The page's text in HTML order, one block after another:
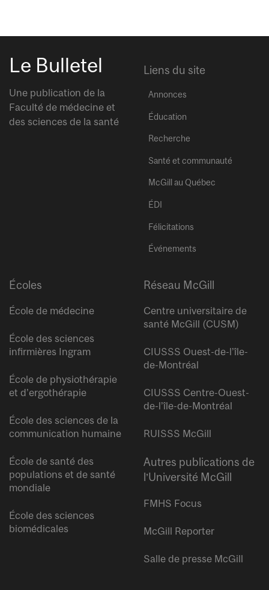
Le Bulletel
Une publication de la
Faculté de médecine et
des sciences de la santé
Liens du site
Annonces
Éducation
Recherche
Santé et communauté
McGill au Québec
ÉDI
Félicitations
Événements
Écoles
École de médecine
École des sciences
infirmières Ingram
École de physiothérapie
et d’ergothérapie
École des sciences de la
communication humaine
École de santé des
populations et de santé
mondiale
École des sciences
biomédicales
Réseau McGill
Centre universitaire de
santé McGill (CUSM)
CIUSSS Ouest-de-l’île-
de-Montréal
CIUSSS Centre-Ouest-
de-l’île-de-Montréal
RUISSS McGill
Autres publications de
l’Université McGill
FMHS Focus
McGill Reporter
Salle de presse McGill